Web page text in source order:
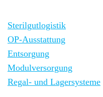
Sterilgutlogistik
OP-Ausstattung
Entsorgung
Modulversorgung
Regal- und Lagersysteme